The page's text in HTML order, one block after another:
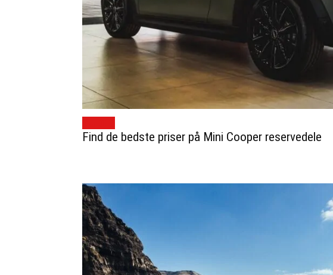
Find de bedste priser på Mini Cooper reservedele